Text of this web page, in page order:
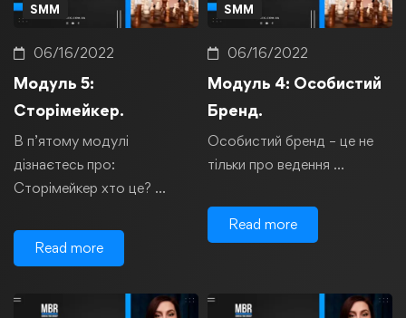
SMM
06/16/2022
Модуль 5:
Сторімейкер.
В п’ятому модулі
дізнаєтесь про:
Сторімейкер хто це? …
Read more
SMM
06/16/2022
Модуль 4: Особистий
Бренд.
Особистий бренд – це не
тільки про ведення …
Read more